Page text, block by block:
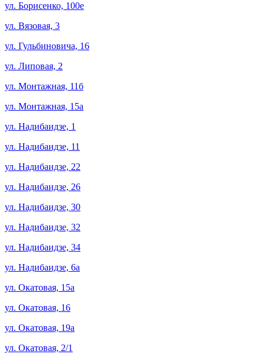
ул. Борисенко, 100е
ул. Вязовая, 3
ул. Гульбиновича, 16
ул. Липовая, 2
ул. Монтажная, 11б
ул. Монтажная, 15а
ул. Надибаидзе, 1
ул. Надибаидзе, 11
ул. Надибаидзе, 22
ул. Надибаидзе, 26
ул. Надибаидзе, 30
ул. Надибаидзе, 32
ул. Надибаидзе, 34
ул. Надибаидзе, 6а
ул. Окатовая, 15а
ул. Окатовая, 16
ул. Окатовая, 19а
ул. Окатовая, 2/1